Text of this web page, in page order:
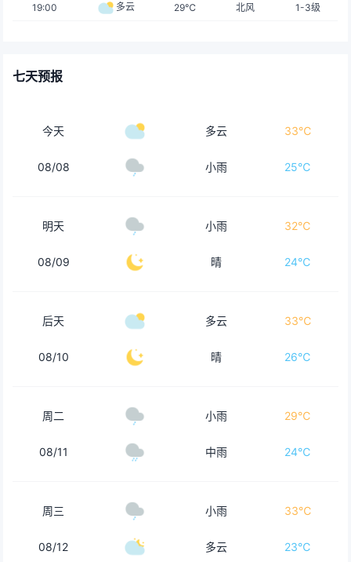
19:00 多云 29℃ 北风 1-3级
七天预报
今天 多云 33℃
08/08 小雨 25℃
明天 小雨 32℃
08/09 晴 24℃
后天 多云 33℃
08/10 晴 26℃
周二 小雨 29℃
08/11 中雨 24℃
周三 小雨 33℃
08/12 多云 23℃